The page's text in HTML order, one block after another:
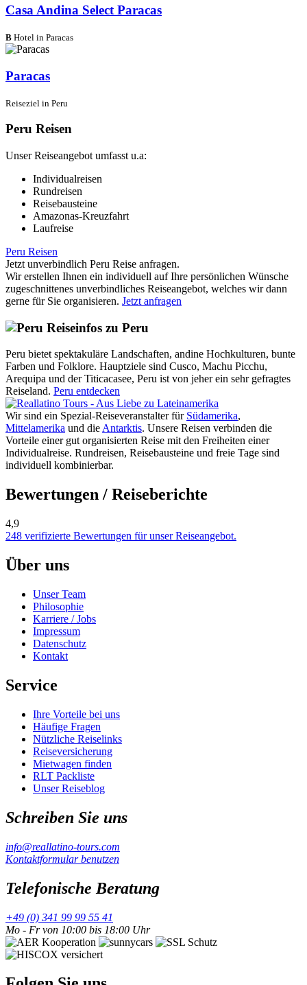
Casa Andina Select Paracas
B Hotel in Paracas
Paracas
Reiseziel in Peru
Peru Reisen
Unser Reiseangebot umfasst u.a:
Individualreisen
Rundreisen
Reisebausteine
Amazonas-Kreuzfahrt
Laufreise
Peru Reisen
Jetzt unverbindlich Peru Reise anfragen.
Wir erstellen Ihnen ein individuell auf Ihre persönlichen Wünsche
zugeschnittenes unverbindliches Reiseangebot, welches wir dann
gerne für Sie organisieren. Jetzt anfragen
Reiseinfos zu Peru
Peru bietet spektakuläre Landschaften, andine Hochkulturen, bunte
Farben und Folklore. Hauptziele sind Cusco, Machu Picchu,
Arequipa und der Titicacasee, Peru ist von jeher ein sehr gefragtes
Reiseland. Peru entdecken
Wir sind ein Spezial-Reiseveranstalter für Südamerika,
Mittelamerika und dieAntarktis. Unsere Reisen verbinden die
Vorteile einer gut organisierten Reise mit den Freiheiten einer
Individualreise. Rundreisen, Reisebausteine und freie Tage sind
individuell kombinierbar.
Bewertungen / Reiseberichte
4,9
248 verifizierte Bewertungen für unser Reiseangebot.
Über uns
Unser Team
Philosophie
Karriere / Jobs
Impressum
Datenschutz
Kontakt
Service
Ihre Vorteile bei uns
Häufige Fragen
Nützliche Reiselinks
Reiseversicherung
Mietwagen finden
RLT Packliste
Unser Reiseblog
Schreiben Sie uns
info@reallatino-tours.com
Kontaktformular benutzen
Telefonische Beratung
+49 (0) 341 99 99 55 41
Mo - Fr von 10:00 bis 18:00 Uhr